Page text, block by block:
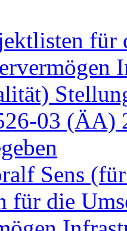
für
03 (ÄA)
Sens
für die